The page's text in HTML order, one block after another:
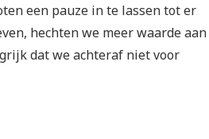
een pauze in te lassen tot er
hechten we meer waarde aan
dat we achteraf niet voor